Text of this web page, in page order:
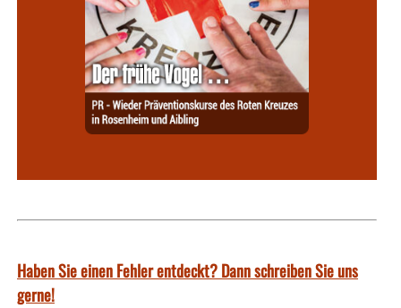
Haben Sie einen Fehler entdeckt? Dann schreiben Sie uns
gerne!